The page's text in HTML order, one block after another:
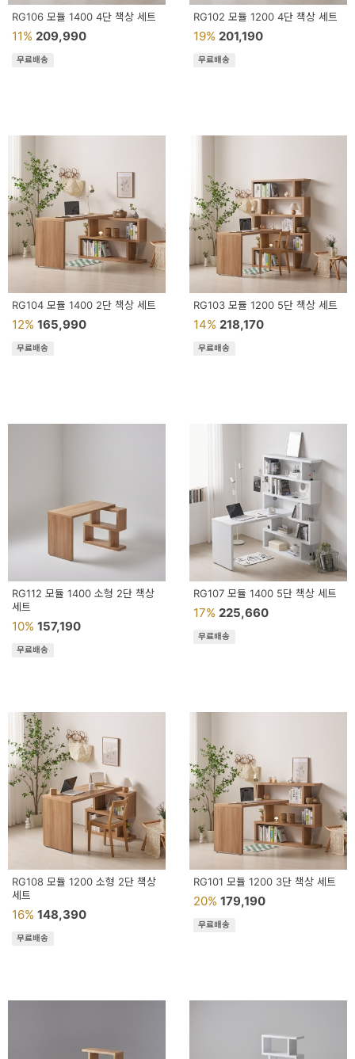
RG106 모듈 1400 4단 책상 세트
11% 209,990
무료배송
RG102 모듈 1200 4단 책상 세트
19% 201,190
무료배송
RG104 모듈 1400 2단 책상 세트
12% 165,990
무료배송
RG103 모듈 1200 5단 책상 세트
14% 218,170
무료배송
RG112 모듈 1400 소형 2단 책상
세트
10% 157,190
무료배송
RG107 모듈 1400 5단 책상 세트
17% 225,660
무료배송
RG108 모듈 1200 소형 2단 책상
세트
16% 148,390
무료배송
RG101 모듈 1200 3단 책상 세트
20% 179,190
무료배송